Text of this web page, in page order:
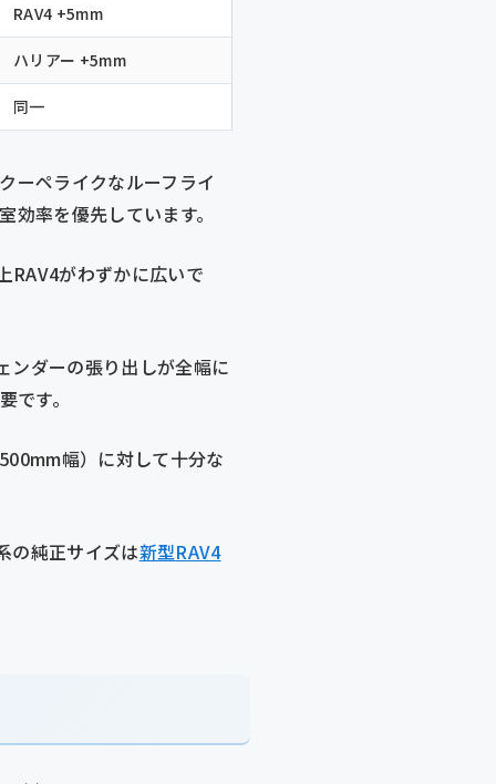
RAV4 +5mm
ハリアー +5mm
同一
ーペライクなルーフライ
率を優先しています。
RAV4がわずかに広いで
ダーの張り出しが全幅に
す。
幅）に対して十分な
の純正サイズは新型RAV4